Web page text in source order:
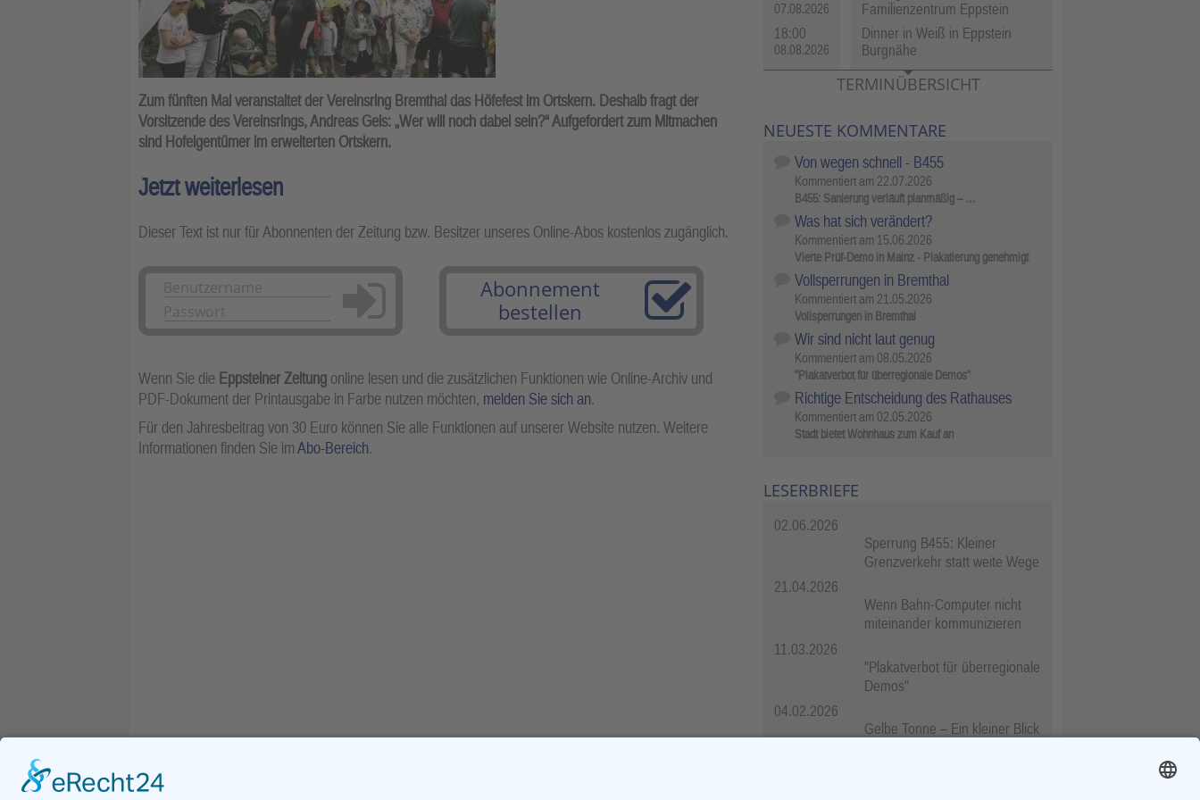
Zum fünften Mal veranstaltet der Vereinsring Bremthal das Höfefest im Ortskern. Deshalb fragt der
Vorsitzende des Vereinsrings, Andreas Geis: „Wer will noch dabei sein?“ Aufgefordert zum Mitmachen
sind Hofeigentümer im erweiterten Ortskern.
Jetzt weiterlesen
Dieser Text ist nur für Abonnenten der Zeitung bzw. Besitzer unseres Online-Abos kostenlos zugänglich.
Anmelden
Abonnement
bestellen
Wenn Sie die Eppsteiner Zeitung online lesen und die zusätzlichen Funktionen wie Online-Archiv und
PDF-Dokument der Printausgabe in Farbe nutzen möchten, melden Sie sich an.
Für den Jahresbeitrag von 30 Euro können Sie alle Funktionen auf unserer Website nutzen. Weitere
Informationen finden Sie imAbo-Bereich.
07.08.2026
Familienzentrum Eppstein
18:00
08.08.2026
Dinner in Weiß in Eppstein
Burgnähe
TERMINÜBERSICHT
NEUESTE KOMMENTARE
Von wegen schnell - B455
Kommentiert am 22.07.2026
B455: Sanierung verläuft planmäßig – …
Was hat sich verändert?
Kommentiert am 15.06.2026
Vierte Prüf-Demo in Mainz - Plakatierung genehmigt
Vollsperrungen in Bremthal
Kommentiert am 21.05.2026
Vollsperrungen in Bremthal
Wir sind nicht laut genug
Kommentiert am 08.05.2026
"Plakatverbot für überregionale Demos"
Richtige Entscheidung des Rathauses
Kommentiert am 02.05.2026
Stadt bietet Wohnhaus zum Kauf an
LESERBRIEFE
02.06.2026
Sperrung B455: Kleiner
Grenzverkehr statt weite Wege
21.04.2026
Wenn Bahn-Computer nicht
miteinander kommunizieren
11.03.2026
"Plakatverbot für überregionale
Demos"
04.02.2026
Gelbe Tonne – Ein kleiner Blick